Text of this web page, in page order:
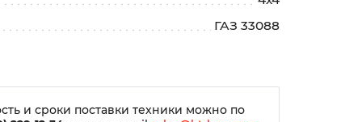
ГАЗ 33088
и сроки поставки техники можно по